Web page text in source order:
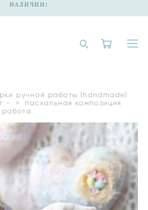
НАЛИЧИИ!
ручной работы (handmade)
- >
пасхальная композиция